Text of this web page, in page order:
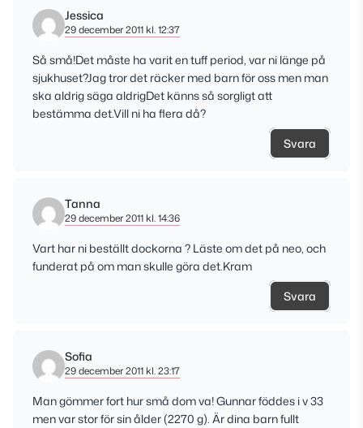
Jessica
29 december 2011 kl. 12:37
Så små!Det måste ha varit en tuff period, var ni länge på
sjukhuset?Jag tror det räcker med barn för oss men man
ska aldrig säga aldrigDet känns så sorgligt att
bestämma det.Vill ni ha flera då?
Svara
Tanna
29 december 2011 kl. 14:36
Vart har ni beställt dockorna ? Läste om det på neo, och
funderat på om man skulle göra det.Kram
Svara
Sofia
29 december 2011 kl. 23:17
Man gömmer fort hur små dom va! Gunnar föddes i v 33
men var stor för sin ålder (2270 g). Är dina barn fullt